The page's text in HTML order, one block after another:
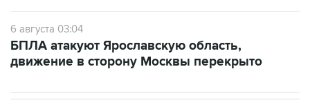
6 августа 03:04
БПЛА атакуют Ярославскую область,
движение в сторону Москвы перекрыто